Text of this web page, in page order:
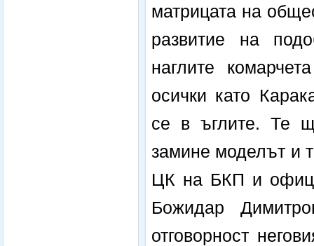
матрицата на
развитие на
наглите
осички като
се в ъглите. Те
замине моделът и
ЦК на БКП и
Божидар
отговорност